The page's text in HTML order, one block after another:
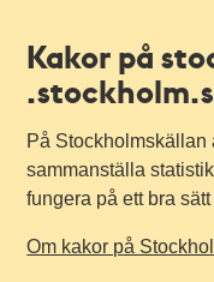
Kakor på
På Stockholmskällan
sammanställa
fungera på ett bra sätt
Om kakor på